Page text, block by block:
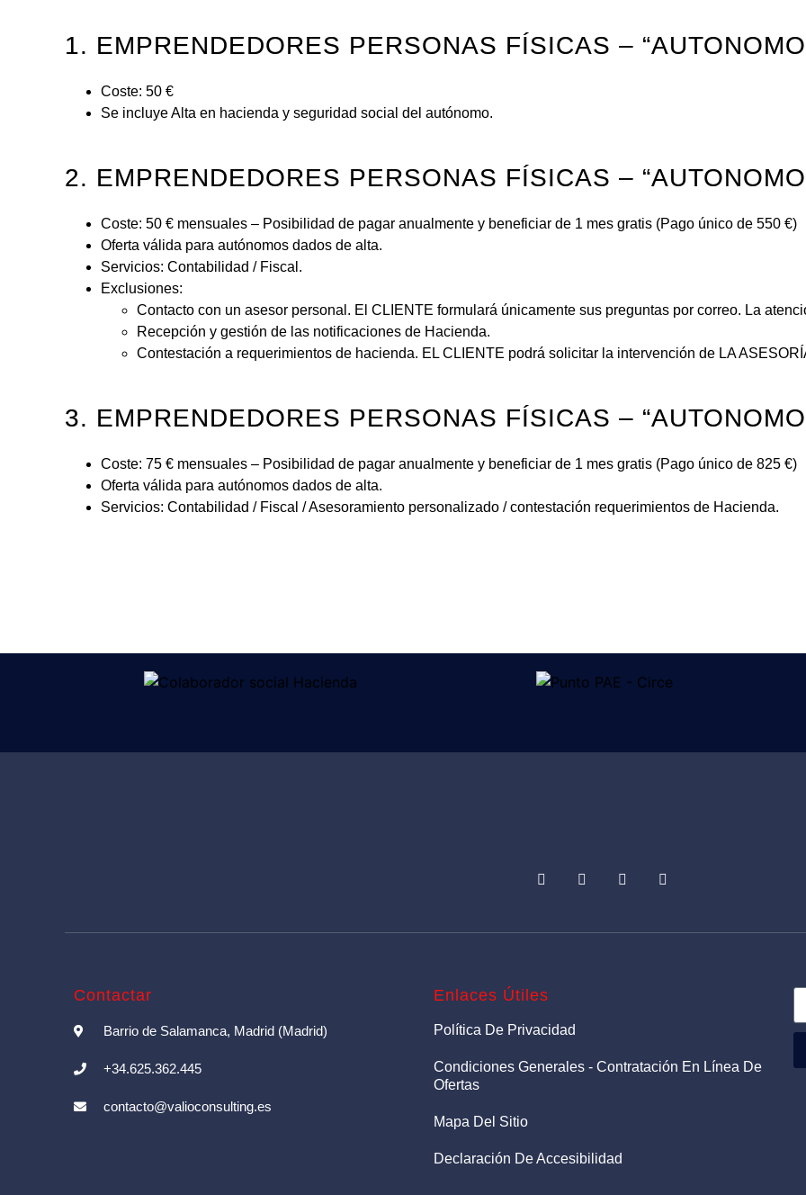
1. EMPRENDEDORES PERSONAS FÍSICAS –
Coste: 50 €
Se incluye Alta en hacienda y seguridad social del autónomo.
2. EMPRENDEDORES PERSONAS FÍSICAS –
Coste: 50 € mensuales – Posibilidad de pagar anualmente y beneficiar de 1 mes gratis (Pago único de 550 €)
Oferta válida para autónomos dados de alta.
Servicios: Contabilidad / Fiscal.
Exclusiones:
Contacto con un asesor personal. El CLIENTE formulará únicamente sus preguntas por correo. La
Recepción y gestión de las notificaciones de Hacienda.
Contestación a requerimientos de hacienda. EL CLIENTE podrá solicitar la intervención de LA
3. EMPRENDEDORES PERSONAS FÍSICAS –
Coste: 75 € mensuales – Posibilidad de pagar anualmente y beneficiar de 1 mes gratis (Pago único de 825 €)
Oferta válida para autónomos dados de alta.
Servicios: Contabilidad / Fiscal / Asesoramiento personalizado / contestación requerimientos de Hacienda.
Contactar
Barrio de Salamanca, Madrid (Madrid)
+34.625.362.445
contacto@valioconsulting.es
Enlaces Útiles
Política De Privacidad
Condiciones Generales - Contratación En Línea De
Ofertas
Mapa Del Sitio
Declaración De Accesibilidad